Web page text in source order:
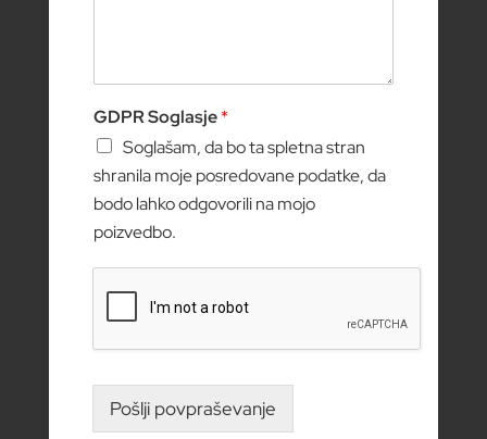
GDPR Soglasje*
Soglašam, da bo ta spletna stran
shranila moje posredovane podatke, da
bodo lahko odgovorili na mojo
poizvedbo.
Pošlji povpraševanje